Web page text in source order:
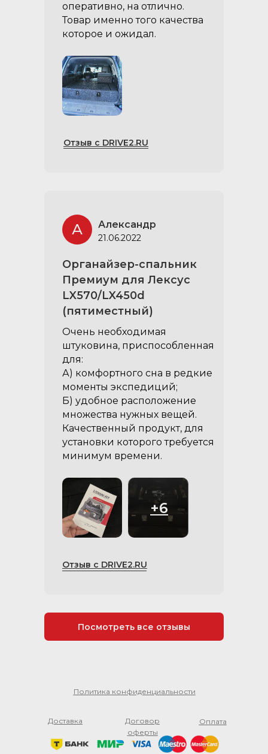
А Александр
Отзыв с DRIVE2.RU
21.06.2022
Органайзер-спальник
Премиум для Лексус
LX570/LX450d
(пятиместный)
оперативно, на отлично.
Товар именно того качества
которое и ожидал.
Очень необходимая
штуковина, приспособленная
для:
А) комфортного сна в редкие
моменты экспедиций;
Б) удобное расположение
множества нужных вещей.
Качественный продукт, для
установки которого требуется
минимум времени.
Посмотреть все отзывы
Отзыв с DRIVE2.RU
+6
Политика конфиденциальности
Договор
оферты
Оплата
Доставка